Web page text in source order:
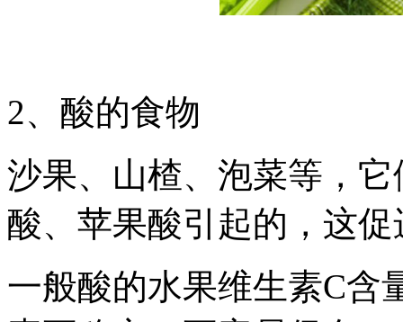
2、酸的食物
沙果、山楂、泡菜等，
酸、苹果酸引起的，这
一般酸的水果维生素C含